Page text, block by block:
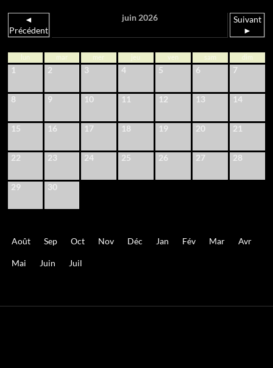
◄
Précédent
juin 2026
Suivant
►
lun mar mer jeu ven sam dim
1 2 3 4 5 6 7
8 9 10 11 12 13 14
15 16 17 18 19 20 21
22 23 24 25 26 27 28
29 30
Août Sep Oct Nov Déc Jan Fév Mar Avr
Mai Juin Juil